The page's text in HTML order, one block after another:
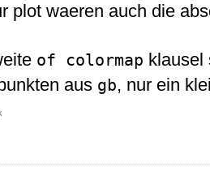
plot waeren auch die
of colormap klausel
aus gb, nur ein